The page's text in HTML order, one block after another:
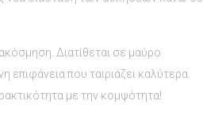
Διατίθεται σε μαύρο
επιφάνεια που ταιριάζει καλύτερα
με την κομψότητα!